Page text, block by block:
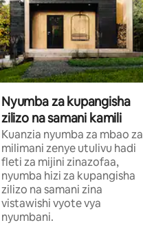
Nyumba za kupangisha
zilizo na samani kamili
Kuanzia nyumba za mbao za
milimani zenye utulivu hadi
fleti za mijini zinazofaa,
nyumba hizi za kupangisha
zilizo na samani zina
vistawishi vyote vya
nyumbani.